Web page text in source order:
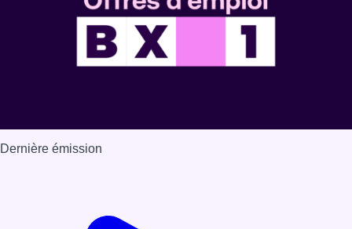
Dernière émission